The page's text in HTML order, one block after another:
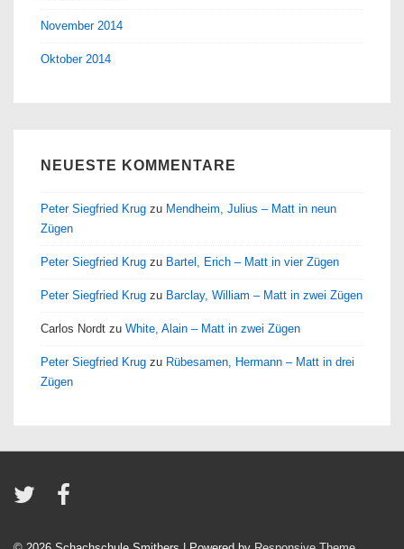
November 2014
Oktober 2014
NEUESTE KOMMENTARE
Peter Siegfried Krug zu Mendheim, Julius – Matt in neun
Zügen
Peter Siegfried Krug zu Bartel, Erich – Matt in vier Zügen
Peter Siegfried Krug zu Barclay, William – Matt in zwei Zügen
Carlos Nordt zu White, Alain – Matt in zwei Zügen
Peter Siegfried Krug zu Rübesamen, Hermann – Matt in drei
Zügen